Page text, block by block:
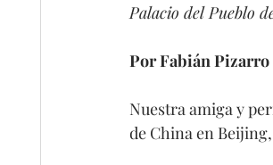
Palacio del Pueblo
Por Fabián Pizarro
Nuestra amiga y
de China en